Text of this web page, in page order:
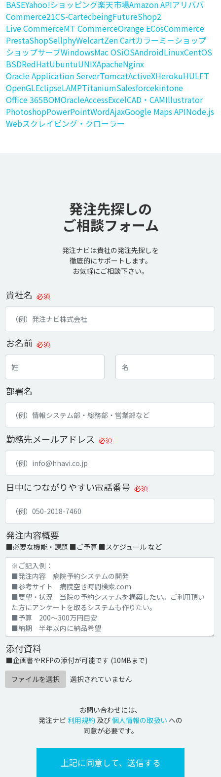
BASEYahoo!ショッピング楽天市場Amazon APIアリババ
Commerce21CS-CartecbeingFutureShop2
Live CommerceMT CommerceOrange ECosCommerce
PrestaShopSellphyWelcartZen Cartカラーミ－ショップ
ショップサーブWindowsMac OSiOSAndroidLinuxCentOS
BSDRedHatUbuntuUNIXApacheNginx
Oracle Application ServerTomcatActiveXHerokuHULFT
OpenGLEclipseLAMPTitaniumSalesforcekintone
Office 365BOMOracleAccessExcelCAD・CAMIllustrator
PhotoshopPowerPointWordAjaxGoogle Maps APINode.js
Webスクレイピング・クローラー
発注先探しの
ご相談フォーム
発注ナビは貴社の発注先探しを
徹底的にサポートします。
お気軽にご相談下さい。
貴社名 必須
お名前 必須
部署名
勤務先メールアドレス 必須
日中につながりやすい電話番号 必須
発注内容概要
■必要な機能・課題 ■ご予算 ■スケジュール など
添付資料
■企画書やRFPの添付が可能です (10MBまで)
ファイルを選択
選択されていません
お問い合わせには、
発注ナビ 利用規約 及び個人情報の取扱い への
同意が必要です。